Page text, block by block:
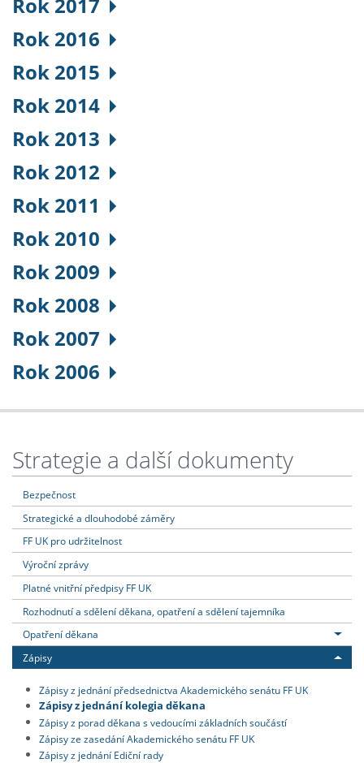
Rok 2016
Rok 2015
Rok 2014
Rok 2013
Rok 2012
Rok 2011
Rok 2010
Rok 2009
Rok 2008
Rok 2007
Rok 2006
Strategie a další dokumenty
Bezpečnost
Strategické a dlouhodobé záměry
FF UK pro udržitelnost
Výroční zprávy
Platné vnitřní předpisy FF UK
Rozhodnutí a sdělení děkana, opatření a sdělení tajemníka
Opatření děkana
Zápisy
Zápisy z jednání předsednictva Akademického senátu FF UK
Zápisy z jednání kolegia děkana
Zápisy z porad děkana s vedoucími základních součástí
Zápisy ze zasedání Akademického senátu FF UK
Zápisy z jednání Ediční rady